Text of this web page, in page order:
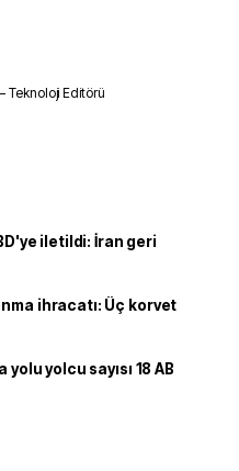
Teknoloji Editörü
iletildi: İran geri
ihracatı: Üç korvet
yolu yolcu sayısı 18 AB